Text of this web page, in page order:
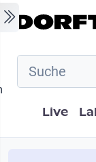
Skip to main
Live